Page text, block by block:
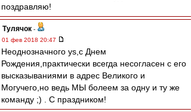
поздравляю!
Тулячок -
01 фев 2018 20:47
Неоднозначного ys,с Днем
Рождения,практически всегда несогласен с его
высказываниями в адрес Великого и
Могучего,но ведь МЫ болеем за одну и ту же
команду ;) . С праздником!